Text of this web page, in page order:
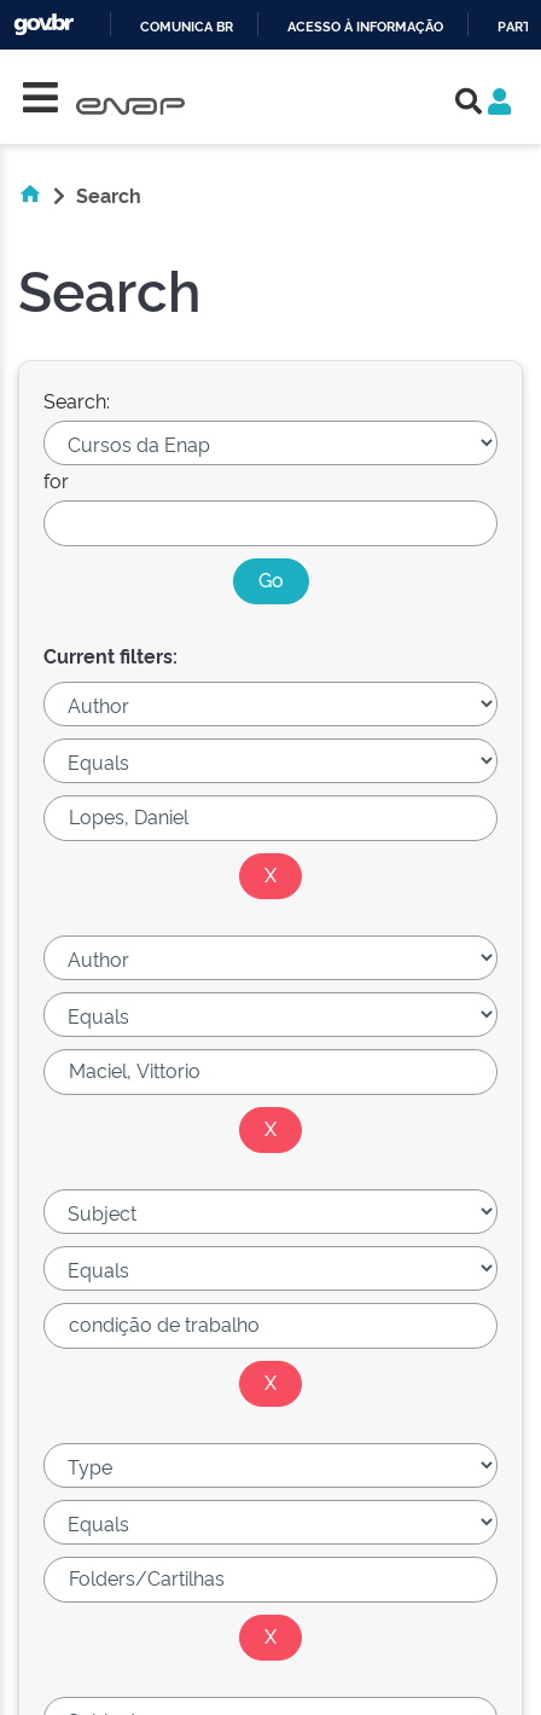
COMUNICA BR ACESSO À INFORMAÇÃO
Search
Search
Search:
for
Current filters: